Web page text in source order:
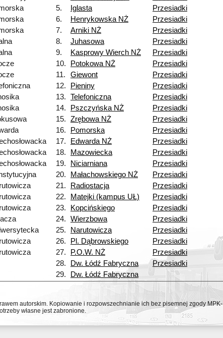
5. Iglasta
Przesiadki
6. Henrykowska NŻ
Przesiadki
7. Arniki NŻ
Przesiadki
8. Juhasowa
Przesiadki
9. Kasprowy Wierch NŻ
Przesiadki
10. Potokowa NŻ
Przesiadki
11. Giewont
Przesiadki
12. Pieniny
Przesiadki
13. Telefoniczna
Przesiadki
14. Pszczyńska NŻ
Przesiadki
15. Zrębowa NŻ
Przesiadki
16. Pomorska
Przesiadki
17. Edwarda NŻ
Przesiadki
18. Mazowiecka
Przesiadki
19. Niciarniana
Przesiadki
20. Małachowskiego NŻ
Przesiadki
21. Radiostacja
Przesiadki
22. Matejki (kampus UŁ)
Przesiadki
23. Kopcińskiego
Przesiadki
24. Wierzbowa
Przesiadki
25. Narutowicza
Przesiadki
26. Pl. Dąbrowskiego
Przesiadki
27. P.O.W. NŻ
Przesiadki
28.
Dw. Łódź Fabryczna
Przesiadki
29.
Dw. Łódź Fabryczna
autorskim. Kopiowanie i rozpowszechnianie ich bez pisemnej zgody MPK-
własne jest zabronione.